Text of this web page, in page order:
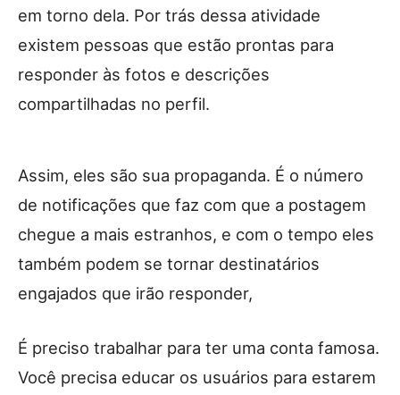
em torno dela. Por trás dessa atividade
existem pessoas que estão prontas para
responder às fotos e descrições
compartilhadas no perfil.
Assim, eles são sua propaganda. É o número
de notificações que faz com que a postagem
chegue a mais estranhos, e com o tempo eles
também podem se tornar destinatários
engajados que irão responder,
É preciso trabalhar para ter uma conta famosa.
Você precisa educar os usuários para estarem